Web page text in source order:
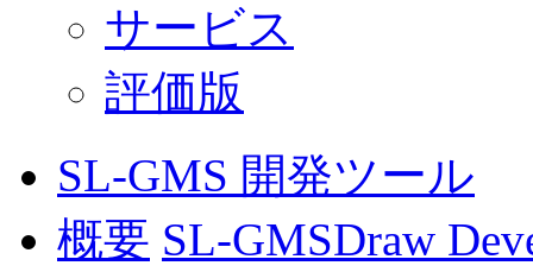
サービス
評価版
SL-GMS 開発ツール
概要 SL-GMSDraw